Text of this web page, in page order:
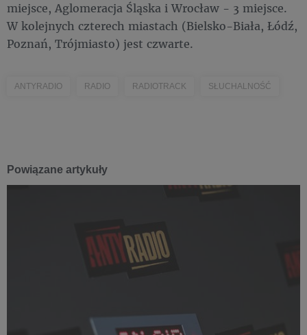
miejsce, Aglomeracja Śląska i Wrocław - 3 miejsce.
W kolejnych czterech miastach (Bielsko-Biała, Łódź,
Poznań, Trójmiasto) jest czwarte.
ANTYRADIO RADIO RADIOTRACK SŁUCHALNOŚĆ
Powiązane artykuły